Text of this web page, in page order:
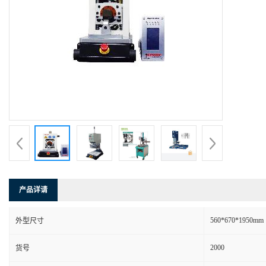
产品详请
外型尺寸 560*670*1950mm
货号 2000